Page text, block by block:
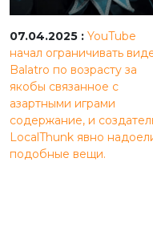
07.04.2025 : YouTube
начал ограничивать
Balatro по возрасту за
якобы связанное с
азартными играми
содержание, и
LocalThunk явно
подобные вещи.